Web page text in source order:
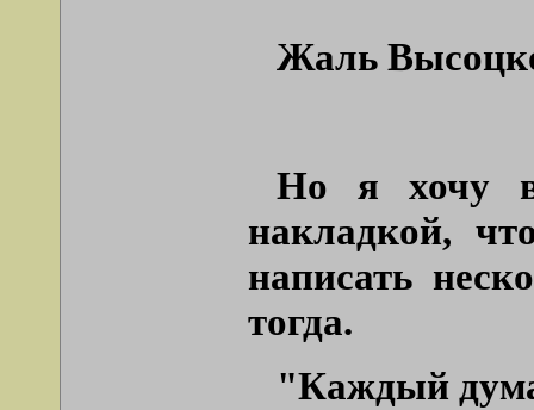
Жаль
Но я хочу
накладкой,
написать
тогда.
"Каждый